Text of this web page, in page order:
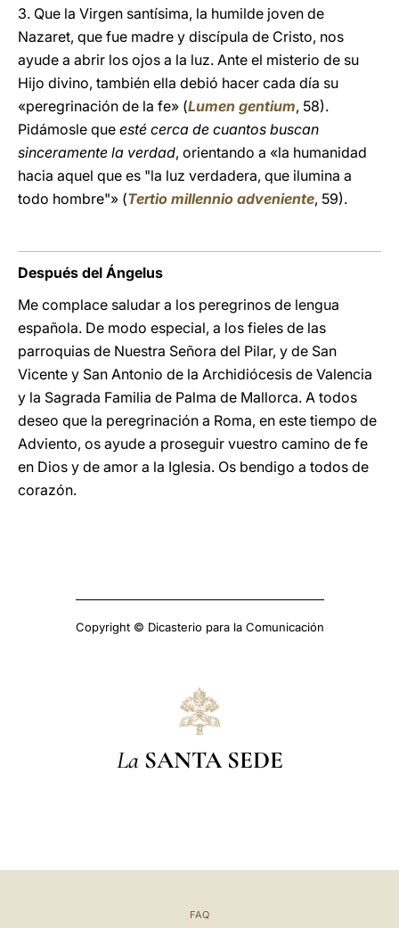
3. Que la Virgen santísima, la humilde joven de
Nazaret, que fue madre y discípula de Cristo, nos
ayude a abrir los ojos a la luz. Ante el misterio de su
Hijo divino, también ella debió hacer cada día su
«peregrinación de la fe» (Lumen gentium, 58).
Pidámosle que esté cerca de cuantos buscan
sinceramente la verdad, orientando a «la humanidad
hacia aquel que es "la luz verdadera, que ilumina a
todo hombre"» (Tertio millennio adveniente, 59).
Después del Ángelus
Me complace saludar a los peregrinos de lengua
española. De modo especial, a los fieles de las
parroquias de Nuestra Señora del Pilar, y de San
Vicente y San Antonio de la Archidiócesis de Valencia
y la Sagrada Familia de Palma de Mallorca. A todos
deseo que la peregrinación a Roma, en este tiempo de
Adviento, os ayude a proseguir vuestro camino de fe
en Dios y de amor a la Iglesia. Os bendigo a todos de
corazón.
Copyright © Dicasterio para la Comunicación
La SANTA SEDE
FAQ